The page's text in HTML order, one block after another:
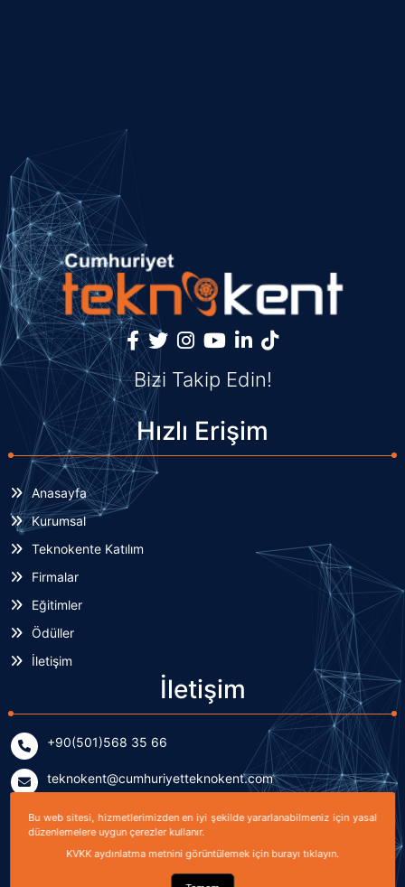
Bizi Takip Edin!
Hızlı Erişim
Anasayfa
Kurumsal
Teknokente Katılım
Firmalar
Eğitimler
Ödüller
İletişim
İletişim
+90(501)568 35 66
teknokent@cumhuriyetteknokent.com
Yenişehir Mahallesi Kardeşler Caddesi No: 7/2 (B Blok)
Sivas, TÜRKİYE
Bu web sitesi, hizmetlerimizden en iyi şekilde yararlanabilmeniz için yasal
düzenlemelere uygun çerezler kullanır.
KVKK aydınlatma metnini görüntülemek için burayı tıklayın.